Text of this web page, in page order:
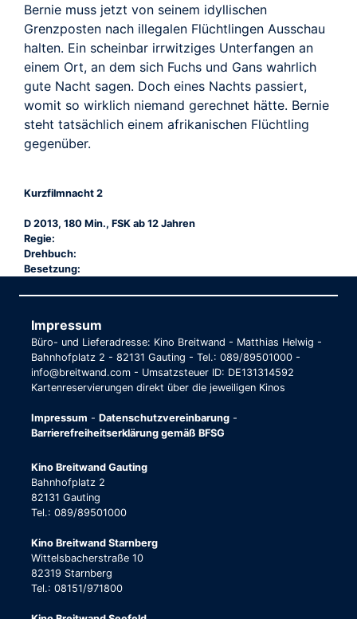
Bernie muss jetzt von seinem idyllischen
Grenzposten nach illegalen Flüchtlingen Ausschau
halten. Ein scheinbar irrwitziges Unterfangen an
einem Ort, an dem sich Fuchs und Gans wahrlich
gute Nacht sagen. Doch eines Nachts passiert,
womit so wirklich niemand gerechnet hätte. Bernie
steht tatsächlich einem afrikanischen Flüchtling
gegenüber.
Kurzfilmnacht 2
D 2013, 180 Min., FSK ab 12 Jahren
Regie:
Drehbuch:
Besetzung:
Impressum
Büro- und Lieferadresse: Kino Breitwand - Matthias Helwig -
Bahnhofplatz 2 - 82131 Gauting - Tel.: 089/89501000 -
info@breitwand.com - Umsatzsteuer ID: DE131314592
Kartenreservierungen direkt über die jeweiligen Kinos
Impressum - Datenschutzvereinbarung -
Barrierefreiheitserklärung gemäß BFSG
Kino Breitwand Gauting
Bahnhofplatz 2
82131 Gauting
Tel.: 089/89501000
Kino Breitwand Starnberg
Wittelsbacherstraße 10
82319 Starnberg
Tel.: 08151/971800